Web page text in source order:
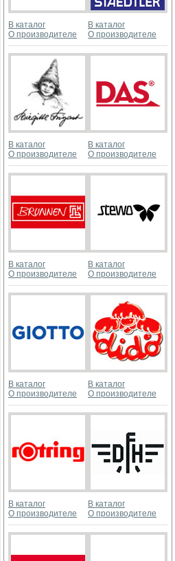
В каталог
О производителе
В каталог
О производителе
В каталог
О производителе
В каталог
О производителе
В каталог
О производителе
В каталог
О производителе
В каталог
О производителе
В каталог
О производителе
В каталог
О производителе
В каталог
О производителе